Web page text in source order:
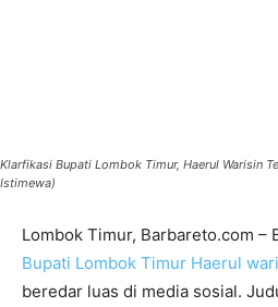
Klarfikasi Bupati Lombok Timur, Haerul Warisin
Istimewa)
Lombok Timur, Barbareto.com –
Bupati Lombok Timur Haerul
beredar luas di media sosial.